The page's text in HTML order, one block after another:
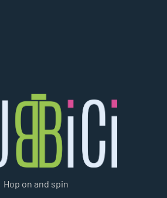
Hop on and spin